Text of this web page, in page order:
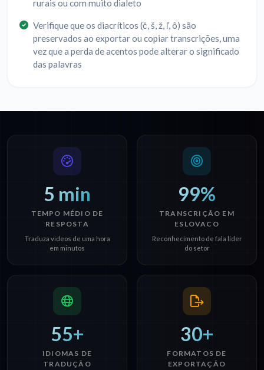
rurais ou com muito dialeto
Verifique que os diacríticos (č, š, ž, ľ, ô) são
preservados ao exportar ou copiar transcrições, uma
vez que a perda de acentos pode alterar o significado
das palavras
5 min
TEMPO MÉDIO DE
RESPOSTA
Traduza videos de uma hora
em minutos
99%
TRANSCRIÇÃO EM
ESLOVACO
Reconhecimento de fala líder
do setor
55+
IDIOMAS DE
TRADUÇÃO
30+
FORMATOS DE
EXPORTAÇÃO